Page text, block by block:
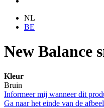
NL
BE
New Balance
Kleur
Bruin
Informeer mij wanneer dit
Ga naar het einde van de